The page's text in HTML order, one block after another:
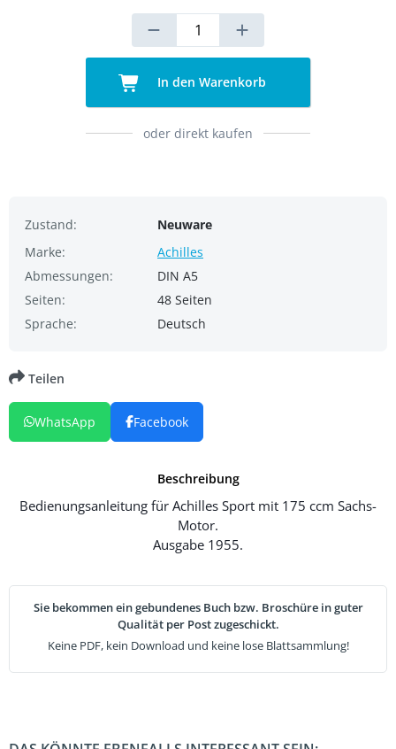
In den Warenkorb
oder direkt kaufen
Zustand:
Neuware
Marke:
Achilles
Abmessungen:
DIN A5
Seiten:
48 Seiten
Sprache:
Deutsch
Beschreibung
Bedienungsanleitung für Achilles Sport mit 175 ccm Sachs-
Motor.
Ausgabe 1955.
Sie bekommen ein gebundenes Buch bzw. Broschüre in guter
Qualität per Post zugeschickt.
Keine PDF, kein Download und keine lose Blattsammlung!
Teilen
WhatsApp Facebook